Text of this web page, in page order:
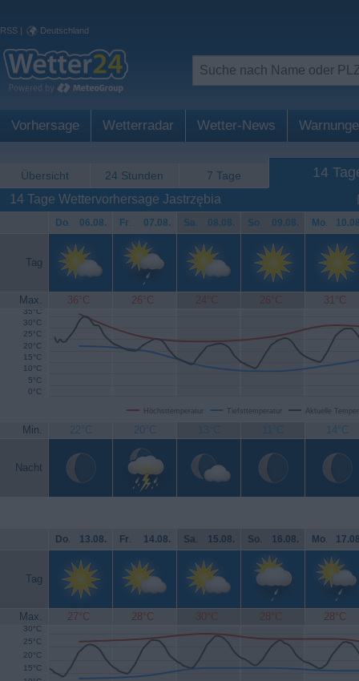
RSS | Deutschland
Vorhersage Wetterradar Wetter-News
Übersicht 24 Stunden 7 Tage 14
14 Tage Wettervorhersage Jastrzębia
Do. 06.08. Fr. 07.08. Sa. 08.08. So. 09.08. Mo.
Tag
Max. 36°C 26°C 24°C 26°C 31°C
Höchsttemperatur Tiefsttemperatur Aktuelle
0°C
5°C
10°C
15°C
20°C
25°C
30°C
35°C
Min. 22°C 20°C 13°C 11°C 14°C
Nacht
Do. 13.08. Fr. 14.08. Sa. 15.08. So. 16.08. Mo.
Tag
Max. 27°C 28°C 30°C 28°C 28°C
15°C
20°C
25°C
30°C